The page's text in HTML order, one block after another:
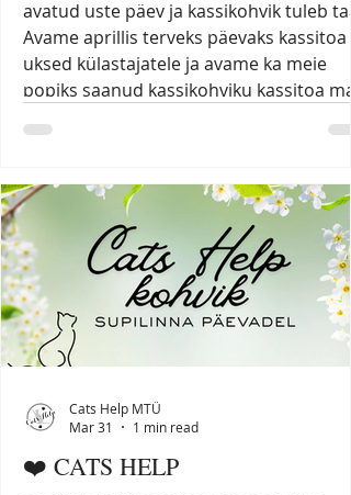
avatud uste päev ja kassikohvik tuleb
Avame aprillis terveks päevaks kassitoa
uksed külastajatele ja avame ka meie
popiks saanud kassikohviku kassitoa
värvida, teeme lastele – miks mitte ka
valla lasta ja kaunistada mune nii uhkelt,
kui hing ihaldab. Kevadine päike paitab
põski ning see on ideaalne võimalus
külastajatele mõnusad istumisalad luua
❤️ CATS HELP
Cats Help MTÜ
Mar 31
1 min read